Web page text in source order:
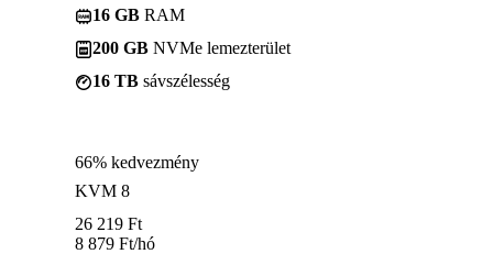
16 GB RAM
200 GB NVMe lemezterület
16 TB sávszélesség
66% kedvezmény
KVM 8
26 219 Ft
8 879 Ft/hó